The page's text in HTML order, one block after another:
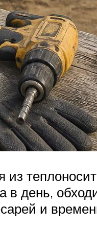
день,
и